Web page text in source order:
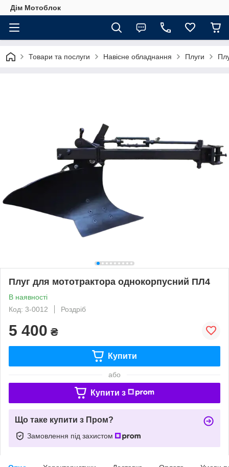
Дім Мотоблок
Товари та послуги Навісне обладнання Плуги
Плуг для мототрактора однокорпусний ПЛ4
В наявності
Код: 3-0012
Роздріб
5 400 ₴
Купити
або
Купити з
Що таке купити з Пром?
Замовлення під захистом